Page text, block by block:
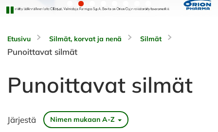
Etusivu Silmät, korvat ja nenä Silmät
Punoittavat silmät
Punoittavat silmät
Järjestä Nimen mukaan A-Z